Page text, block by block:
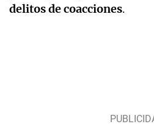
delitos de coacciones.